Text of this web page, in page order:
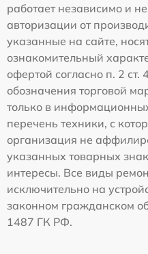
работает независимо и
авторизации от
указанные на сайте,
ознакомительный
офертой согласно п. 2
обозначения торговой
только в
перечень техники, с
организация не
указанных товарных
интересы. Все виды
исключительно на
законном гражданском
1487 ГК РФ.